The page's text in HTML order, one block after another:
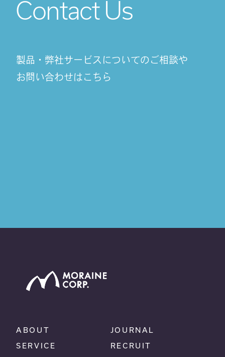
Contact Us
製品・弊社サービスについてのご相談や
お問い合わせはこちら
ABOUT
SERVICE
JOURNAL
RECRUIT